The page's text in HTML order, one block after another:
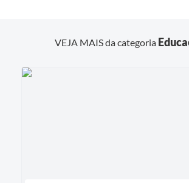
VEJA MAIS da categoria